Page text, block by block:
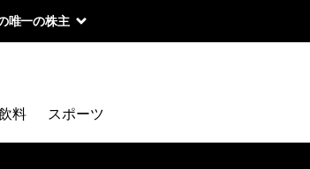
唯一の株主
料 スポーツ